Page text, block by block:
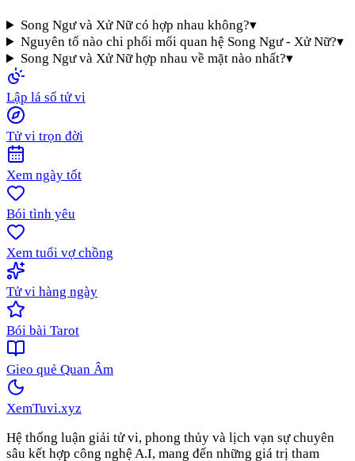
Song Ngư và Xử Nữ có hợp nhau không?▾
Nguyên tố nào chi phối mối quan hệ Song Ngư - Xử Nữ?▾
Song Ngư và Xử Nữ hợp nhau về mặt nào nhất?▾
Lập lá số tử vi
Tử vi trọn đời
Xem ngày tốt
Bói tình yêu
Xem tuổi vợ chồng
Tử vi hàng ngày
Bói bài Tarot
Gieo quẻ Quan Âm
XemTuvi.xyz
Hệ thống luận giải tử vi, phong thủy và lịch vạn sự chuyên
sâu kết hợp công nghệ A.I, mang đến những giá trị tham